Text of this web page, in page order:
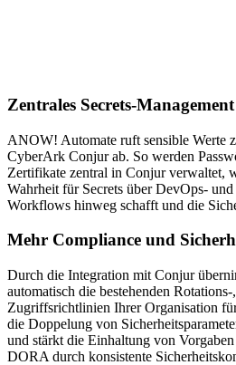
Zentrales Secrets-Management
ANOW! Automate ruft sensible Werte
CyberArk Conjur ab. So werden
Zertifikate zentral in Conjur verwaltet,
Wahrheit für Secrets über DevOps-
Workflows hinweg schafft und die
Mehr Compliance und
Durch die Integration mit Conjur
automatisch die bestehenden
Zugriffsrichtlinien Ihrer Organisation
die Doppelung von
und stärkt die Einhaltung von
DORA durch konsistente